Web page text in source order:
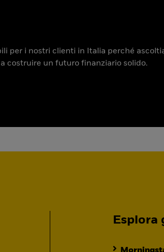
per i nostri clienti in Italia perché
costruire un futuro finanziario solido.
Esplora